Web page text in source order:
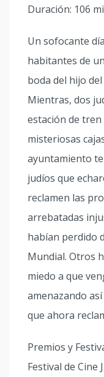
Duración: 106
Un sofocante
habitantes de
boda del hijo
Mientras, dos
estación de
misteriosas
ayuntamiento
judíos que
reclamen las
arrebatadas
habían perdido
Mundial. Otros
miedo a que
amenazando
que ahora
Premios y
Festival de Cine